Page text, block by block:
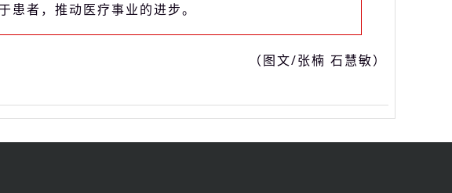
患者，推动医疗事业的进步。
（图文/张楠 石慧敏）